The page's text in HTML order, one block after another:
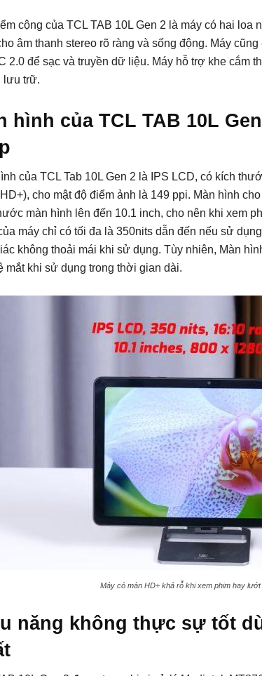
cộng của TCL TAB 10L Gen 2 là máy có hai
âm thanh stereo rõ ràng và sống động. Máy
2.0 để sạc và truyền dữ liệu. Máy hỗ trợ khe cắm
lưu trữ.
hình của TCL TAB 10L
của TCL Tab 10L Gen 2 là IPS LCD, có kích
cho mật độ điểm ảnh là 149 ppi. Màn hình
màn hình lên đến 10.1 inch, cho nên khi xem
máy chỉ có tối đa là 350nits dẫn đến nếu sử
không thoải mái khi sử dụng. Tùy nhiên, Màn
mắt khi sử dụng trong thời gian dài.
Máy có màn HD+ khá rỗ khi xem phim hay
năng không thực sự tốt